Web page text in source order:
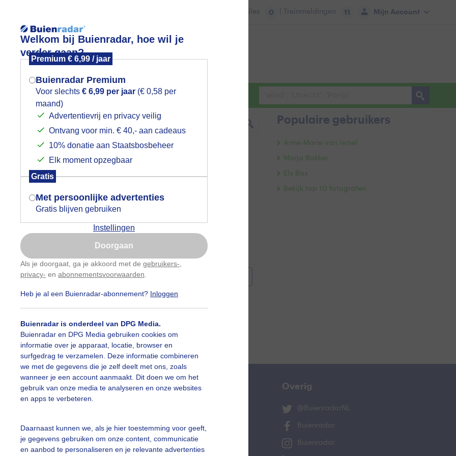
Welkom bij Buienradar, hoe wil je
verder gaan?
Premium € 6,99 / jaar
Buienradar Premium
Voor slechts € 6,99 per jaar (€ 0,58 per
maand)
Advertentievrij en privacy veilig
Ontvang voor min. € 40,- aan cadeaus
10% donatie aan Staatsbosbeheer
Elk moment opzegbaar
Gratis
Met persoonlijke advertenties
Gratis blijven gebruiken
Instellingen
Doorgaan
Als je doorgaat, ga je akkoord met de gebruikers-
privacy- en abonnementsvoorwaarden
Heb je al een Buienradar-abonnement? Inloggen
Buienradar is onderdeel van DPG Media.
Buienradar en DPG Media gebruiken cookies om
informatie over je apparaat, locatie, browser en
surfgedrag te verzamelen. Deze informatie combineren
we met de gegevens die je zelf deelt met ons, zoals
wanneer je een account aanmaakt. Dit doen we om het
gebruik van onze media te analyseren en onze websites
en apps te verbeteren.
Daarnaast kunnen we, als je hier toestemming voor geeft,
je gegevens gebruiken om onze content, communicatie
en aanbod te personaliseren en je relevante advertenties
Mijn Account
Files 0 | Treinmeldingen 11
Foto en video Weerzine
slideshow
Een moment geduld aub...
#bewolking #bewolkt
#fietser #fietsers #grondmist
#kinderen #kiters #kurkdroog
#maan #mist
#opklaringen #paraplu
#sproeien #stapelwolkjes
alle categorieën
Populaire gebruikers
Anne-Marie van Iersel
Marja Bakker
Els Bax
Bekijk top 10 fotografen
vragen
Mijn weer Overig
@BuienradarNL
Buienradar
Buienradar
Mogen we je locatie gebruiken voor
het weer?
Indien je hier nog geen akkoord op hebt
gegeven, verschijnt er zo een pop-up uit
je browser waarin deze toestemming
gevraagd wordt.
Is goed, toon de popup
Nu niet, misschien later
Gebruik je Safari en wil je niet elke dag deze pop-up
Klikhierom dit aan te passen